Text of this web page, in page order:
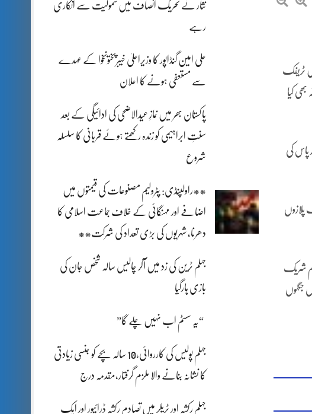
نثار نے تحریک انصاف میں شمولیت سے انکاری
رہے
علی امین گنڈاپور کا وزیراعلیٰ خیبرپختونخوا کے عہدے
سے مستعفی ہونے کا اعلان
پاکستان بھر میں نمازِ عیدالاضحی کی ادائیگی کے بعد
سنتِ ابراہیمی کو زندہ رکھتے ہوئے قربانی کا سلسلہ
شروع
**راولپنڈی: پٹرولیم مصنوعات کی قیمتوں میں
اضافے اور مہنگائی کے خلاف جماعت اسلامی کا
دھرنا، شہریوں کی بڑی تعداد کی شرکت**
جہلم ٹرین کی زد میں آکر چالیس سالہ شخص جان کی
بازی ہارگیا
“یہ سسٹم اب نہیں چلے گا”
جہلم پولیس کی کارروائی،10 سالہ بچے کو جنسی زیادتی
کا نشانہ بنانے والا ملزم گرفتار،مقدمہ درج
جہلم رکشہ اور ٹریلر میں تصادم رکشہ ڈرائیور اور ایک
ٹریفک
میں توسیع کرتے ہوئے 2 نئی لینز کا اضافہ بھی کیا
انڈر پاس کی
پلازوں
شریک
جگہوں